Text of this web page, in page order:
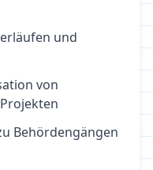
und
von
Behördengängen